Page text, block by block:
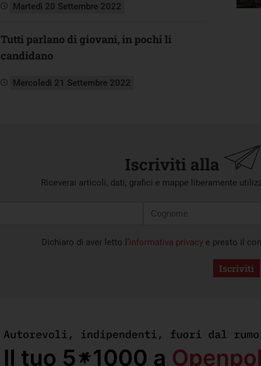
Martedì 20 Settembre 2022
Tutti parlano di giovani, in pochi li
candidano
Mercoledì 21 Settembre 2022
Iscriviti alla
Riceverai articoli, dati, grafici e mappe liberamente
Dichiaro di aver letto l’informativa privacye presto il
Iscriviti